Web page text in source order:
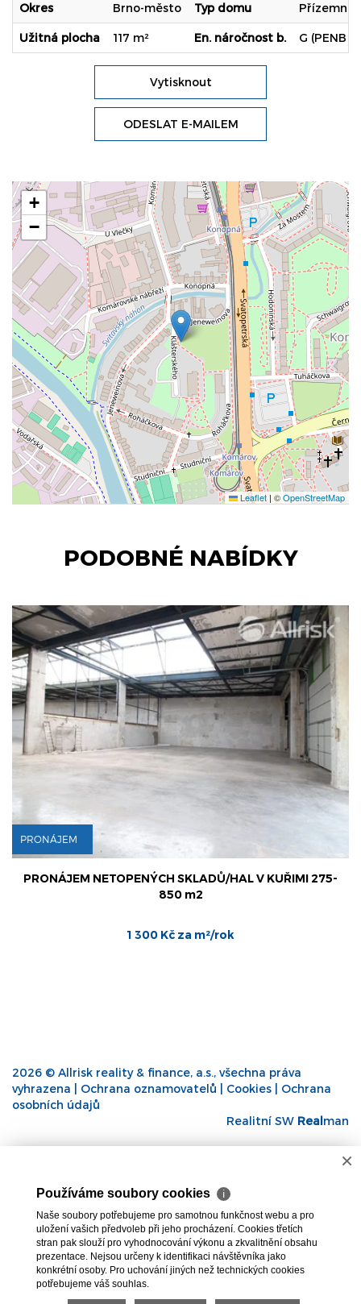
Okres Brno-město Typ domu Přízemní
Užitná plocha 117 m² En. náročnost b. G (PENB
Vytisknout
ODESLAT E-MAILEM
+
−
Leaflet| ©OpenStreetMap
PODOBNÉ NABÍDKY
NETOPENÝCH SKLADŮ/HAL V KUŘIMI 275-
1 300 Kč za m²/rok
2026 © Allrisk reality & finance, a.s., všechna práva
vyhrazena | Ochrana oznamovatelů Cookies
Ochrana
osobních údajů
Realitní SW Realman
×
Používáme soubory cookies ℹ
Naše soubory potřebujeme pro samotnou funkčnost webu a pro
uložení vašich předvoleb při jeho procházení. Cookies třetích
stran pak slouží pro vyhodnocování výkonu a zkvalitnění obsahu
prezentace. Nejsou určeny k identifikaci návštěvníka jako
konkrétní osoby. Pro uchování jiných než technických cookies
potřebujeme váš souhlas.